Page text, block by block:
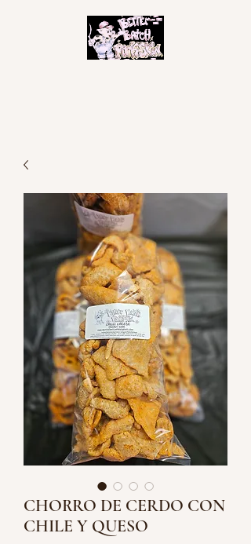
CHORRO DE CERDO CON
CHILE Y QUESO